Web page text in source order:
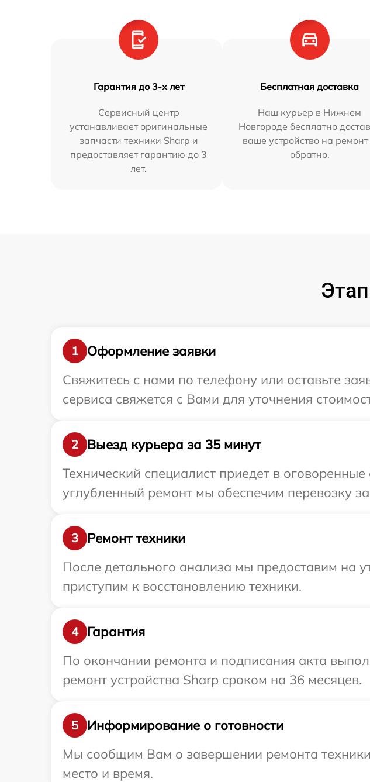
Гарантия до 3-х лет
Сервисный центр
устанавливает оригинальные
запчасти техники Sharp и
предоставляет гарантию до 3
лет.
Бесплатная доставка
Наш курьер в Нижнем
Новгороде бесплатно
ваше устройство на ремонт
обратно.
1
Оформление заявки
Свяжитесь с нами по телефону или оставьте
сервиса свяжется с Вами для уточнения
2
Выезд курьера за 35 минут
Технический специалист приедет в
углубленный ремонт мы обеспечим перевозку
3
Ремонт техники
После детального анализа мы предоставим на
приступим к восстановлению техники.
4
Гарантия
По окончании ремонта и подписания акта
ремонт устройства Sharp сроком на 36 месяцев.
5
Информирование о готовности
Мы сообщим Вам о завершении ремонта
место и время.